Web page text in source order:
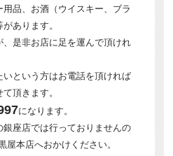
品、お酒（ウイスキー、ブラ
あります。
是非お店に足を運んで頂けれ
という方はお電話を頂ければ
頂きます。
になります。
座店では行っておりませんの
屋本店へおかけください。